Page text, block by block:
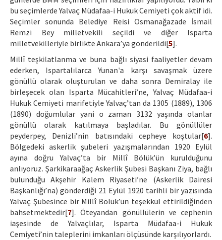
bu seçimlerde Yalvaç Müdafaa-i Hukuk Cemiyeti çok aktif idi.
Seçimler sonunda Belediye Reisi Osmanağazade İsmail
Remzi Bey milletvekili seçildi ve diğer Isparta
milletvekilleriyle birlikte Ankara’ya gönderildi[5].
Millî teşkilatlanma ve buna bağlı siyasi faaliyetler devam
ederken, Ispartalılarca Yunan'a karşı savaşmak üzere
gönüllü olarak oluşturulan ve daha sonra Demiralay ile
birleşecek olan Isparta Mücahitleri’ne, Yalvaç Müdafaa-i
Hukuk Cemiyeti marifetiyle Yalvaç’tan da 1305 (1889), 1306
(1890) doğumlular yani o zaman 3132 yaşında olanlar
gönüllü olarak katılmaya başladılar. Bu gönüllüler
peyderpey, Denizli’nin batısındaki cepheye koştular[6].
Bölgedeki askerlik şubeleri yazışmalarından 1920 Eylül
ayına doğru Yalvaç’ta bir Millî Bölük’ün kurulduğunu
anlıyoruz. Şarkikaraağaç Askerlik Şubesi Başkanı Ziya, bağlı
bulunduğu Akşehir Kalem Riyaseti’ne (Askerlik Dairesi
Başkanlığı’na) gönderdiği 21 Eylül 1920 tarihli bir yazısında
Yalvaç Şubesince bir Millî Bölük’ün teşekkül ettirildiğinden
bahsetmektedir[7]. Öteyandan gönüllülerin ve cephenin
iaşesinde de Yalvaçlılar, Isparta Müdafaa-i Hukuk
Cemiyeti’nin taleplerini imkanları ölçüsünde karşılıyorlardı.